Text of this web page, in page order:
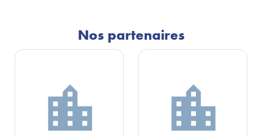
Nos partenaires